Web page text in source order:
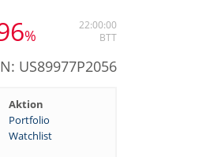
%
22:00:00
BTT
US89977P2056
Aktion
Portfolio
Watchlist